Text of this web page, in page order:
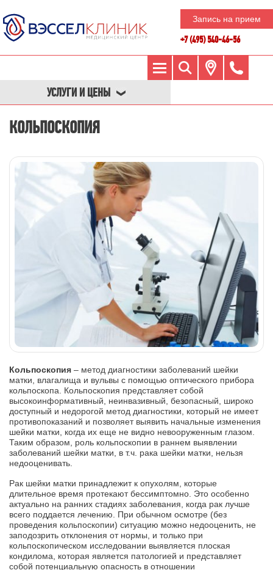
Запись на прием
+7 (495) 540-46-56
УСЛУГИ И ЦЕНЫ
КОЛЬПОСКОПИЯ
Кольпоскопия – метод диагностики заболеваний шейки
матки, влагалища и вульвы с помощью оптического прибора
кольпоскопа. Кольпоскопия представляет собой
высокоинформативный, неинвазивный, безопасный, широко
доступный и недорогой метод диагностики, который не имеет
противопоказаний и позволяет выявить начальные изменения
шейки матки, когда их еще не видно невооруженным глазом.
Таким образом, роль кольпоскопии в раннем выявлении
заболеваний шейки матки, в т.ч. рака шейки матки, нельзя
недооценивать.
Рак шейки матки принадлежит к опухолям, которые
длительное время протекают бессимптомно. Это особенно
актуально на ранних стадиях заболевания, когда рак лучше
всего поддается лечению. При обычном осмотре (без
проведения кольпоскопии) ситуацию можно недооценить, не
заподозрить отклонения от нормы, и только при
кольпоскопическом исследовании выявляется плоская
кондилома, которая является патологией и представляет
собой потенциальную опасность в отношении